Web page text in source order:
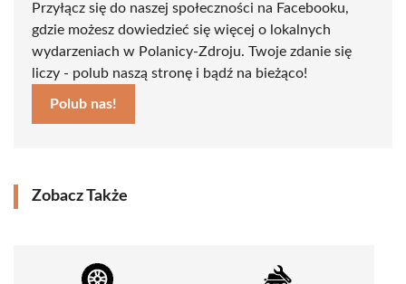
Przyłącz się do naszej społeczności na Facebooku,
gdzie możesz dowiedzieć się więcej o lokalnych
wydarzeniach w Polanicy-Zdroju. Twoje zdanie się
liczy - polub naszą stronę i bądź na bieżąco!
Polub nas!
Zobacz Także